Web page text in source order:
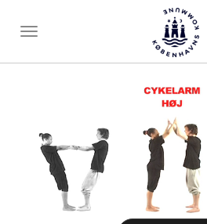
Toggle